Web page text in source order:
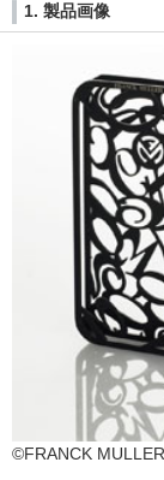
1. 製品画像
©FRANCK